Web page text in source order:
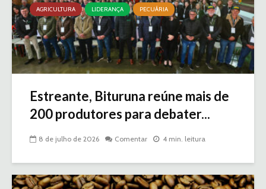
AGRICULTURA LIDERANÇA PECUÁRIA
Estreante, Bituruna reúne mais de
200 produtores para debater...
8 de julho de 2026 Comentar 4 min. leitura